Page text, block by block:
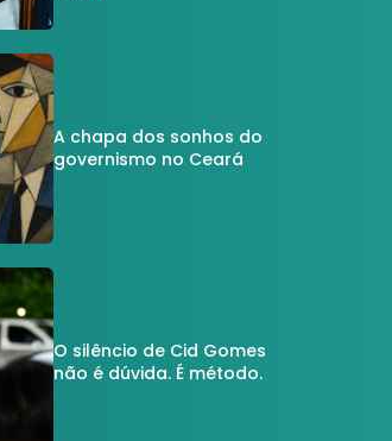
A chapa dos sonhos do
governismo no Ceará
O silêncio de Cid Gomes
não é dúvida. É método.